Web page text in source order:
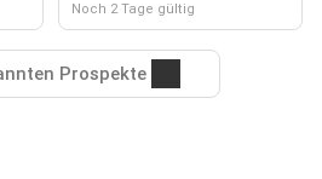
Noch 2 Tage gültig
Prospekte